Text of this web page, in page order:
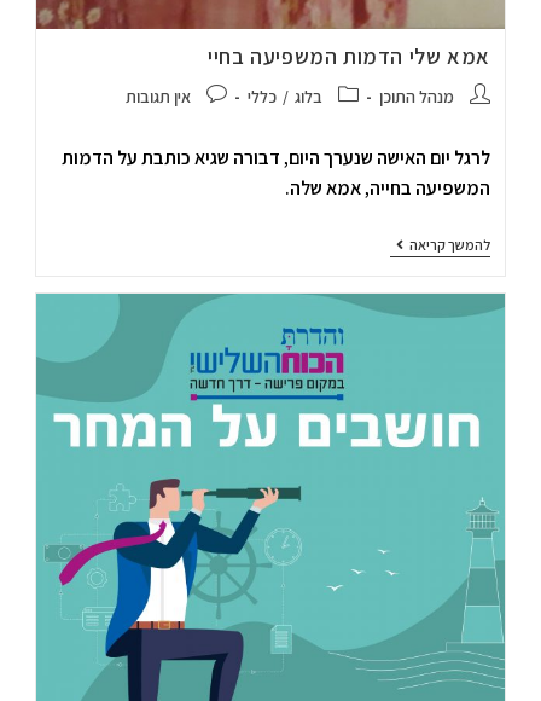
אמא שלי הדמות המשפיעה בחיי
מנהל התוכן בלוג / כללי אין תגובות
לרגל יום האישה שנערך היום, דבורה שגיא כותבת על הדמות
המשפיעה בחייה, אמא שלה.
להמשך קריאה